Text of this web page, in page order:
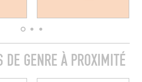
DE GENRE À PROXIMITÉ